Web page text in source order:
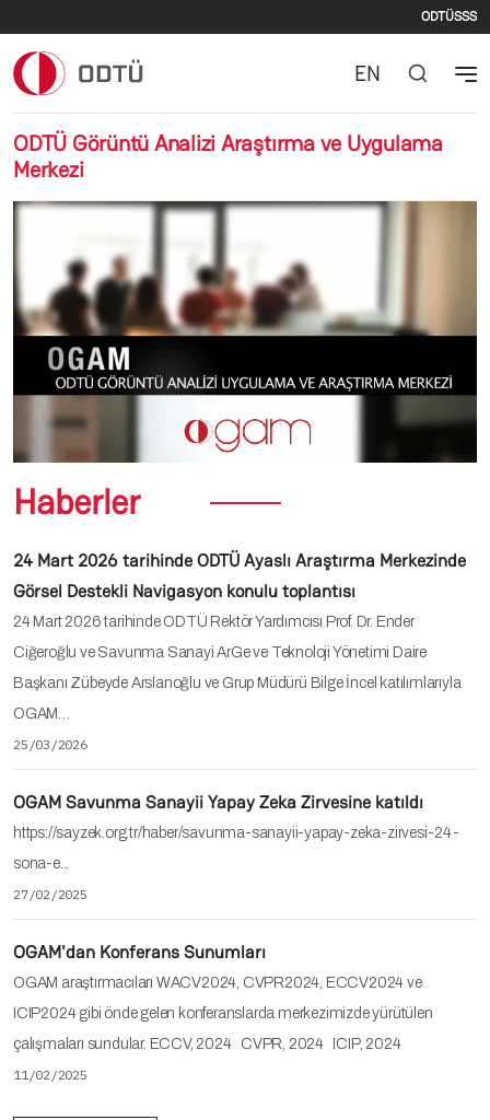
ODTÜSSS
ODTÜ Görüntü Analizi Araştırma ve Uygulama
Merkezi
EN
Önceki
Haberler
24 Mart 2026 tarihinde ODTÜ Ayaslı Araştırma Merkezinde
Görsel Destekli Navigasyon konulu toplantısı
24 Mart 2026 tarihinde ODTÜ Rektör Yardımcısı Prof. Dr. Ender
Ciğeroğlu ve Savunma Sanayi ArGe ve Teknoloji Yönetimi Daire
Başkanı Zübeyde Arslanoğlu ve Grup Müdürü Bilge İncel katılımlarıyla
OGAM…
25/03/2026
OGAM Savunma Sanayii Yapay Zeka Zirvesine katıldı
https://sayzek.org.tr/haber/savunma-sanayii-yapay-zeka-zirvesi-24-
sona-e...
27/02/2025
OGAM'dan Konferans Sunumları
OGAM araştırmacıları WACV2024, CVPR2024, ECCV2024 ve
ICIP2024 gibi önde gelen konferanslarda merkezimizde yürütülen
çalışmaları sundular. ECCV, 2024 CVPR, 2024 ICIP, 2024
11/02/2025